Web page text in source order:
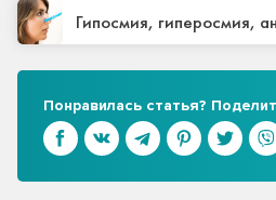
Гипосмия, гиперосмия,
лечение
Понравилась статья?